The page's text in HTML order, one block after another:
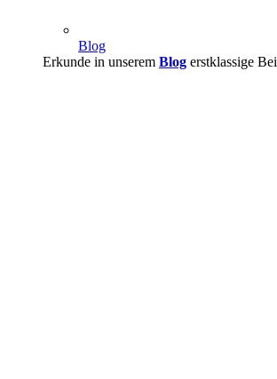
Blog
Erkunde in unserem Blog erstklassige